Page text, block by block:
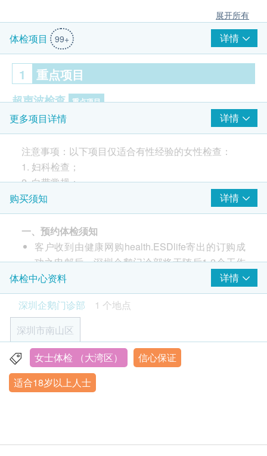
展开所有
体检项目 99+ 详情
1 重点项目
超声波检查 重点项目
甲状腺超声波
上腹腔超声波:肝
上腹腔超声波:胰
上腹腔超声波:脾
上腹腔超声波:胆
上腹腔超声波:肾
输尿管超声波
B超檢查- 乳房
子宫及双附件超声波
癌症指标 重点项目
甲种胎蛋白 (肝癌)
癌胚抗原 (肠癌)
胰脏肿瘤标记(CA19.9)
癌抗原125
癌抗原242
细胞角质素21-1 (肺)
鳞状细胞癌抗原
更多项目详情 详情
注意事项：以下项目仅适合有性经验的女性检查：
1. 妇科检查；
2. 白带常规；
3. 薄层细胞学检测;
4. 人类乳头瘤病毒分型检测（27种）
身体检查前准备事项
在您身体检查前，以下讯息供您参考。血液和其他一
些检查需要您在检查前做相关准备。
节食至少8小时。避免在检查前一晚23：00后进餐
(可以喝少量白开水）。
请在抽血检查后服用您常规晨间药物
尿液和粪便检查建议在例假结束后3 天后进行
若要进行上腹部超声波检查，需空腹8小时以上。
检查进行时，由于会使用到凝胶，可能稍感不适，
比如少许湿冷的感觉。
购买须知 详情
一、预约体检须知
客户收到由健康网购health.ESDlife寄出的订购成
功之电邮后，深圳企鹅门诊部将于随后1-2个工作
天的办公时间内，致电客户预约身体检查的时间及
地点。客户亦可至少提前1日透过WhatsApp联络
深圳企鹅门诊部进行预约（WhatsApp：+86
19076182486）。
客户至现场后，深圳企鹅门诊部工作人员会核对客
户的姓名、出生年月日、手机号及健康网购
health.ESDlife订购成功之电邮以确认客户身份。
订单如需改期，请至少提前1日透过WhatsApp联
体检中心资料
详情
深圳企鹅门诊部
1 个地点
深圳市南山区
深圳市南山區軟件產業基地海天二路19號盈峰中心206,302
室
營業時間：星期二至星期六 上午08:30am - 17:30am
女士体检 （大湾区）
信心保证
适合18岁以上人士